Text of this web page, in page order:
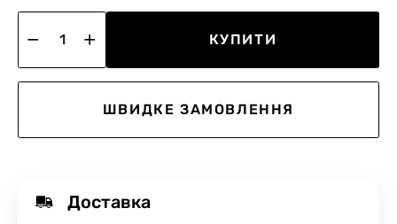
КУПИТИ
ШВИДКЕ ЗАМОВЛЕННЯ
Доставка